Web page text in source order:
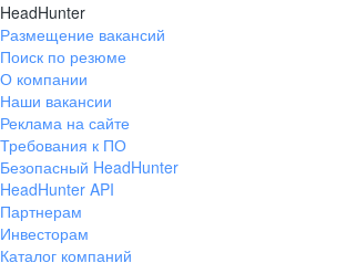
HeadHunter
Размещение вакансий
Поиск по резюме
О компании
Наши вакансии
Реклама на сайте
Требования к ПО
Безопасный HeadHunter
HeadHunter API
Партнерам
Инвесторам
Каталог компаний